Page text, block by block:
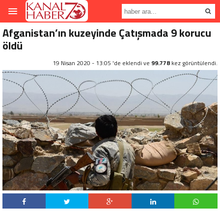
Afganistan’ın kuzeyinde Çatışmada 9 korucu
öldü
19 Nisan 2020 - 13:05 'de eklendi ve 99.778 kez görüntülendi.